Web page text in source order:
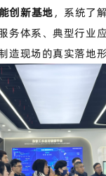
创新基地，系统了
务体系、典型行业
造现场的真实落地形